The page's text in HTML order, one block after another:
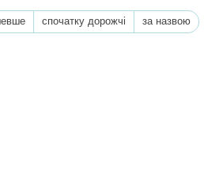
спочатку дорожчі за назвою